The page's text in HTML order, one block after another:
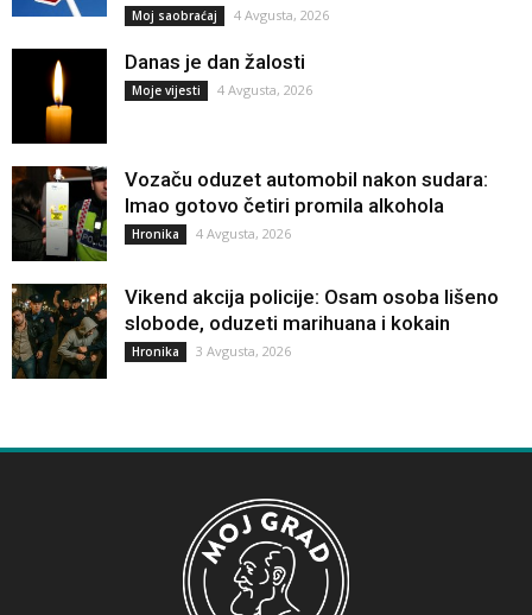
Moj saobraćaj 4 Avgusta, 2026
Danas je dan žalosti
Moje vijesti 4 Avgusta, 2026
Vozaču oduzet automobil nakon sudara:
Imao gotovo četiri promila alkohola
Hronika 4 Avgusta, 2026
Vikend akcija policije: Osam osoba lišeno
slobode, oduzeti marihuana i kokain
Hronika 3 Avgusta, 2026